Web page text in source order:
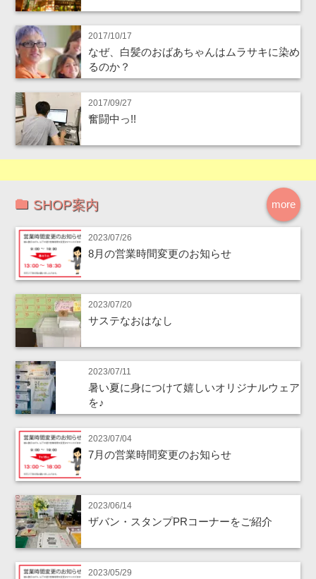
2017/10/17
なぜ、白髪のおばあちゃんはムラサキに染め
るのか？
2017/09/27
奮闘中っ!!
more
SHOP案内
2023/07/26
8月の営業時間変更のお知らせ
2023/07/20
サステなおはなし
2023/07/11
暑い夏に身につけて嬉しいオリジナルウェア
を♪
2023/07/04
7月の営業時間変更のお知らせ
2023/06/14
ザバン・スタンプPRコーナーをご紹介
2023/05/29